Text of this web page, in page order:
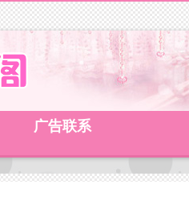
广告联系